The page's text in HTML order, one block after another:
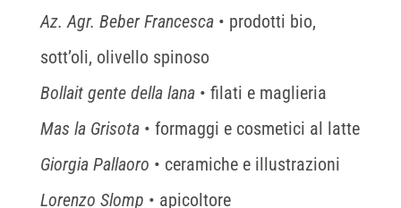
Az. Agr. Beber Francesca• prodotti bio,
sott’oli, olivello spinoso
Bollait gente della lana• filati e maglieria
Mas la Grisota• formaggi e cosmetici al latte
Giorgia Pallaoro • ceramiche e illustrazioni
Lorenzo Slomp • apicoltore